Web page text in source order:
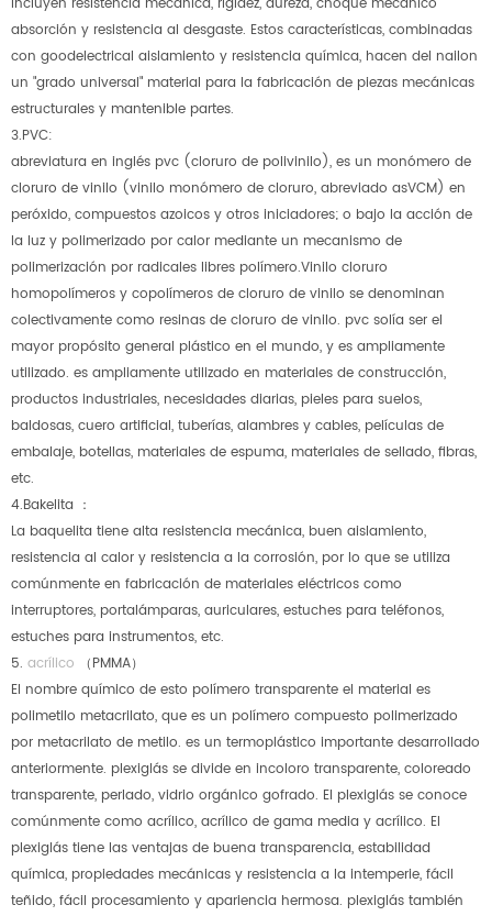
absorción y resistencia al desgaste. Estos características, combinadas
con goodelectrical aislamiento y resistencia química, hacen del nailon
un "grado universal" material para la fabricación de piezas mecánicas
estructurales y mantenible partes.
3.PVC:
abreviatura en inglés pvc (cloruro de polivinilo), es un monómero de
cloruro de vinilo (vinilo monómero de cloruro, abreviado asVCM) en
peróxido, compuestos azoicos y otros iniciadores; o bajo la acción de
la luz y polimerizado por calor mediante un mecanismo de
polimerización por radicales libres polímero.Vinilo cloruro
homopolímeros y copolímeros de cloruro de vinilo se denominan
colectivamente como resinas de cloruro de vinilo. pvc solía ser el
mayor propósito general plástico en el mundo, y es ampliamente
utilizado. es ampliamente utilizado en materiales de construcción,
productos industriales, necesidades diarias, pieles para suelos,
baldosas, cuero artificial, tuberías, alambres y cables, películas de
embalaje, botellas, materiales de espuma, materiales de sellado, fibras,
etc.
4.Bakelita ：
La baquelita tiene alta resistencia mecánica, buen aislamiento,
resistencia al calor y resistencia a la corrosión, por lo que se utiliza
comúnmente en fabricación de materiales eléctricos como
interruptores, portalámparas, auriculares, estuches para teléfonos,
estuches para instrumentos, etc.
5. acrílico （PMMA）
El nombre químico de esto polímero transparente el material es
polimetilo metacrilato, que es un polímero compuesto polimerizado
por metacrilato de metilo. es un termoplástico importante desarrollado
anteriormente. plexiglás se divide en incoloro transparente, coloreado
transparente, perlado, vidrio orgánico gofrado. El plexiglás se conoce
comúnmente como acrílico, acrílico de gama media y acrílico. El
plexiglás tiene las ventajas de buena transparencia, estabilidad
química, propiedades mecánicas y resistencia a la intemperie, fácil
teñido, fácil procesamiento y apariencia hermosa. plexiglás también